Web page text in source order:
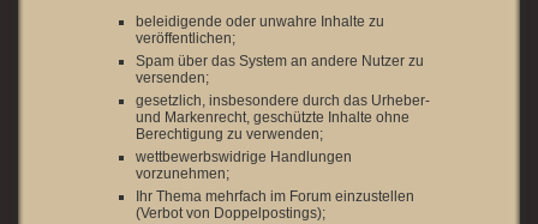
beleidigende oder unwahre Inhalte zu
veröffentlichen;
Spam über das System an andere Nutzer zu
versenden;
gesetzlich, insbesondere durch das Urheber-
und Markenrecht, geschützte Inhalte ohne
Berechtigung zu verwenden;
wettbewerbswidrige Handlungen
vorzunehmen;
Ihr Thema mehrfach im Forum einzustellen
(Verbot von Doppelpostings);